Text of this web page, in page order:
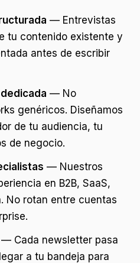
— Entrevistas
tu contenido existente y
antes de escribir
— No
genéricos. Diseñamos
de tu audiencia, tu
de negocio.
— Nuestros
en B2B, SaaS,
No rotan entre cuentas
— Cada newsletter pasa
a tu bandeja para